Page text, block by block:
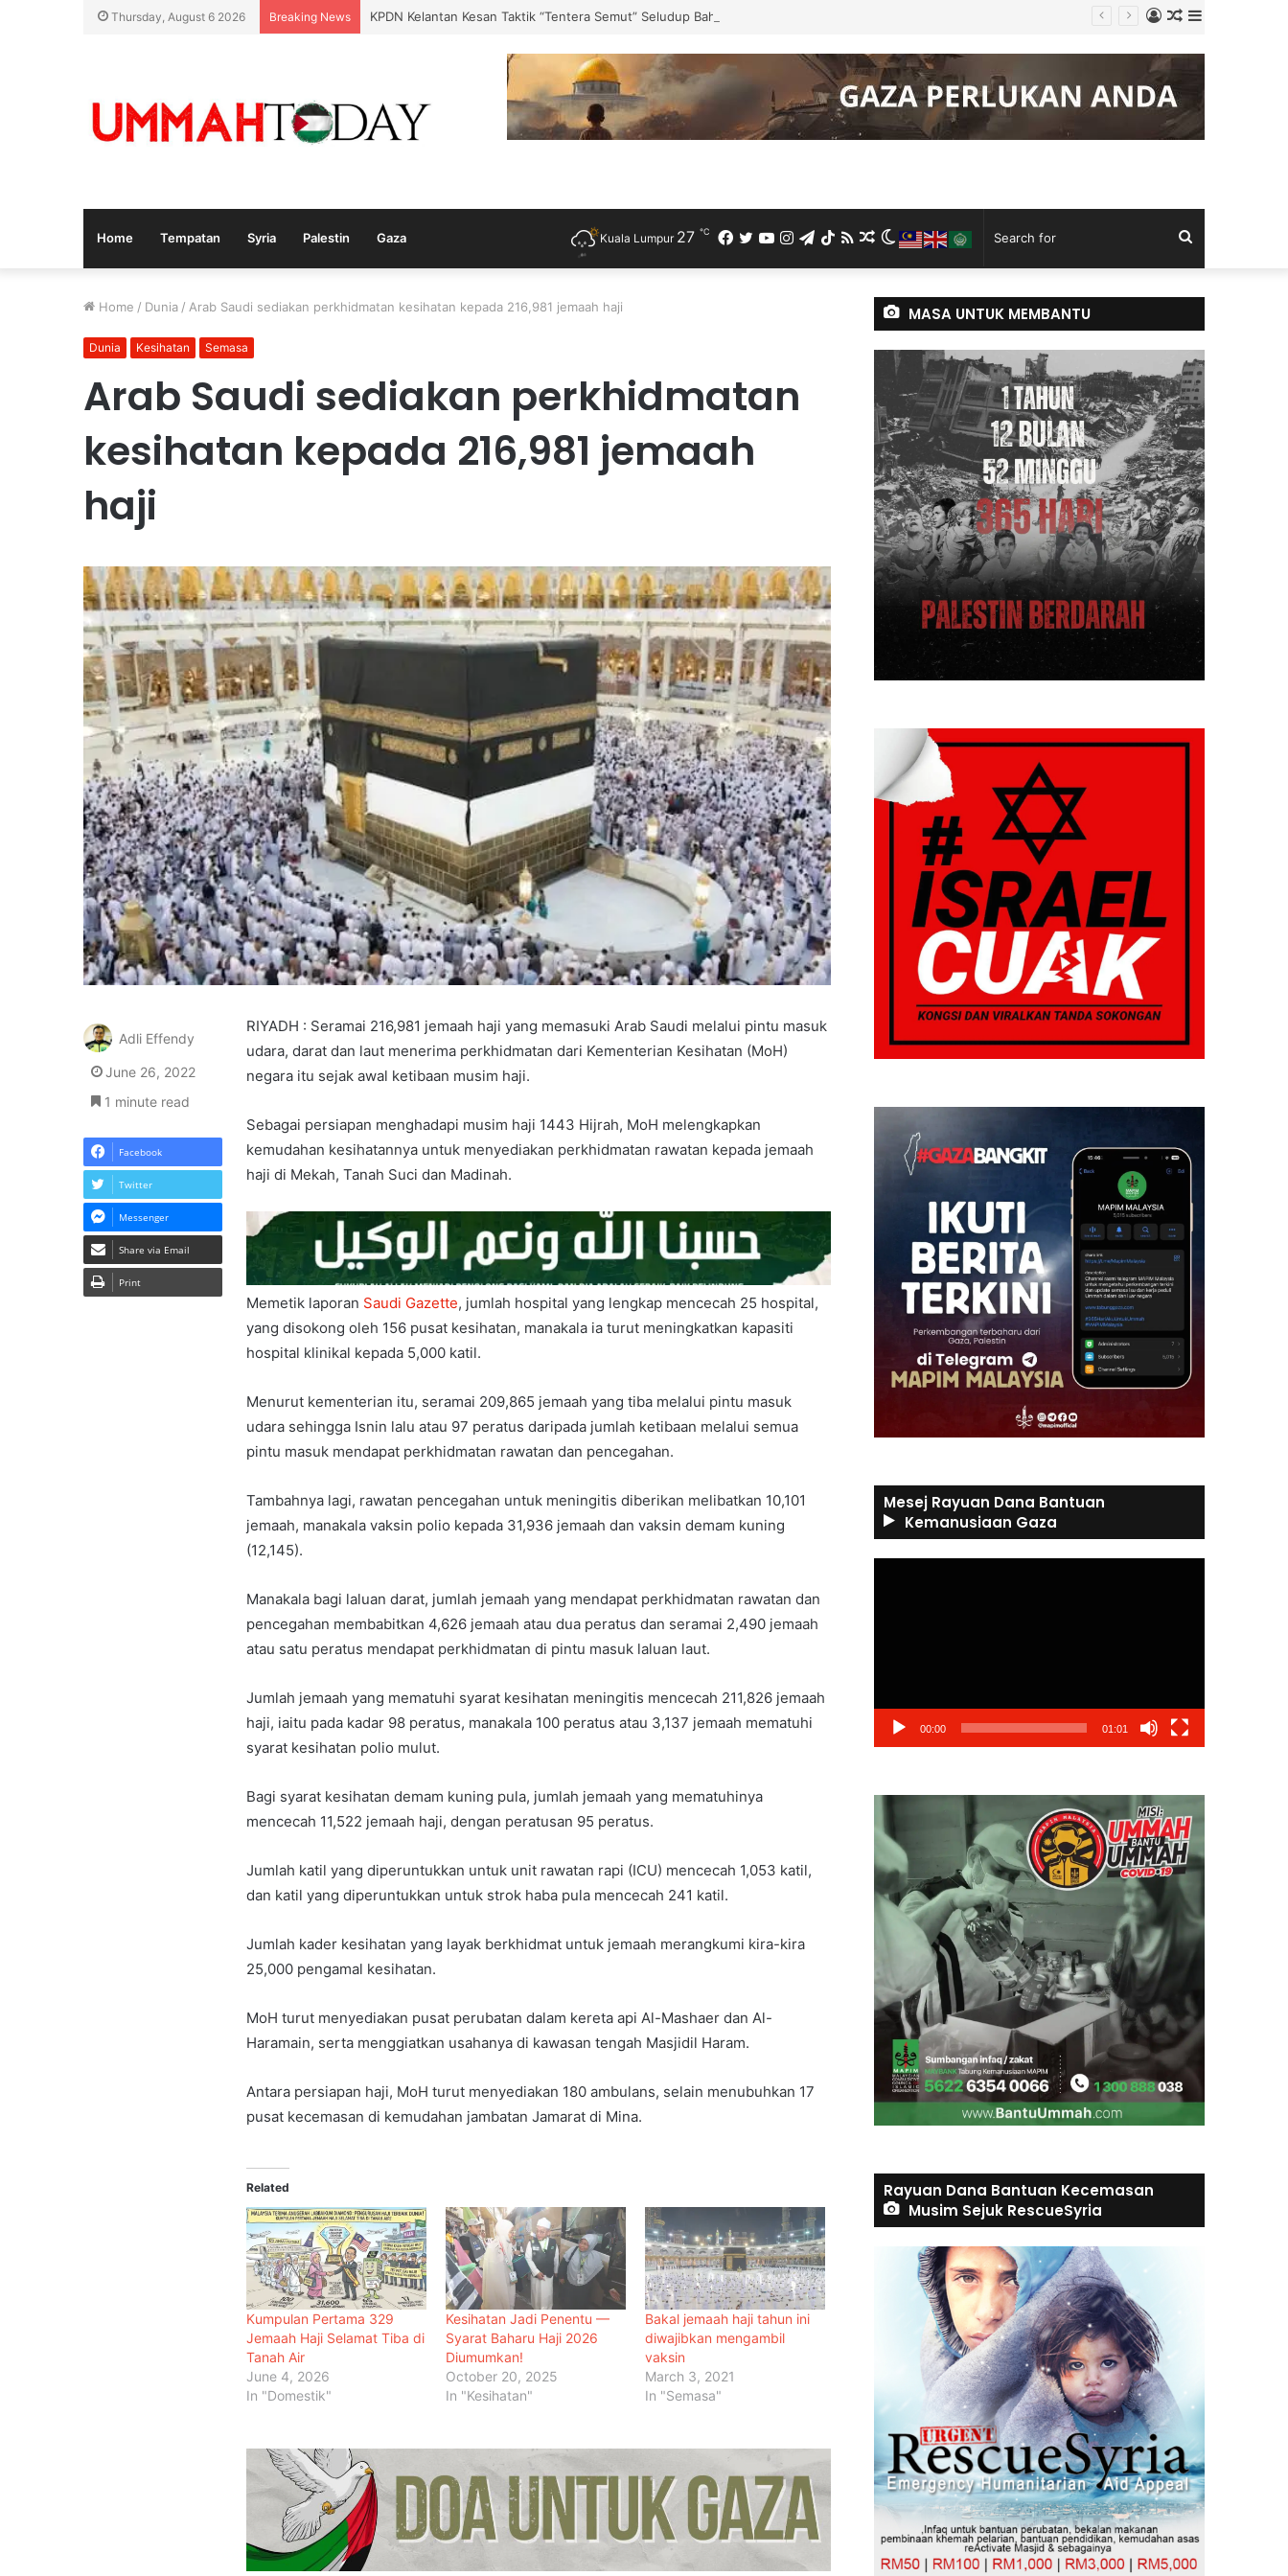
Thursday, August 6 2026 Breaking News KPDN Kelantan Kesan Taktik “Tentera Semut” Seludup Bahan Api Bersubsidi di Sempadan
Random
Article
Log
In
Home Tempatan Syria Palestin Gaza
for
Switch
skin
Random
Article
RSS
TikTok
Telegram
Instagram
YouTube
Twitter
Facebook
Kuala Lumpur 27 ℃
Home / Dunia / Arab Saudi sediakan perkhidmatan kesihatan kepada 216,981 jemaah haji
Dunia Kesihatan Semasa
Arab Saudi sediakan perkhidmatan
kesihatan kepada 216,981 jemaah
haji
RIYADH : Seramai 216,981 jemaah haji yang memasuki Arab Saudi melalui pintu masuk
udara, darat dan laut menerima perkhidmatan dari Kementerian Kesihatan (MoH)
negara itu sejak awal ketibaan musim haji.
Sebagai persiapan menghadapi musim haji 1443 Hijrah, MoH melengkapkan
kemudahan kesihatannya untuk menyediakan perkhidmatan rawatan kepada jemaah
haji di Mekah, Tanah Suci dan Madinah.
Memetik laporan Saudi Gazette, jumlah hospital yang lengkap mencecah 25 hospital,
yang disokong oleh 156 pusat kesihatan, manakala ia turut meningkatkan kapasiti
hospital klinikal kepada 5,000 katil.
Menurut kementerian itu, seramai 209,865 jemaah yang tiba melalui pintu masuk
udara sehingga Isnin lalu atau 97 peratus daripada jumlah ketibaan melalui semua
pintu masuk mendapat perkhidmatan rawatan dan pencegahan.
Tambahnya lagi, rawatan pencegahan untuk meningitis diberikan melibatkan 10,101
jemaah, manakala vaksin polio kepada 31,936 jemaah dan vaksin demam kuning
(12,145).
Manakala bagi laluan darat, jumlah jemaah yang mendapat perkhidmatan rawatan dan
pencegahan membabitkan 4,626 jemaah atau dua peratus dan seramai 2,490 jemaah
atau satu peratus mendapat perkhidmatan di pintu masuk laluan laut.
Jumlah jemaah yang mematuhi syarat kesihatan meningitis mencecah 211,826 jemaah
haji, iaitu pada kadar 98 peratus, manakala 100 peratus atau 3,137 jemaah mematuhi
syarat kesihatan polio mulut.
Bagi syarat kesihatan demam kuning pula, jumlah jemaah yang mematuhinya
mencecah 11,522 jemaah haji, dengan peratusan 95 peratus.
Jumlah katil yang diperuntukkan untuk unit rawatan rapi (ICU) mencecah 1,053 katil,
dan katil yang diperuntukkan untuk strok haba pula mencecah 241 katil.
Jumlah kader kesihatan yang layak berkhidmat untuk jemaah merangkumi kira-kira
25,000 pengamal kesihatan.
MoH turut menyediakan pusat perubatan dalam kereta api Al-Mashaer dan Al-
Haramain, serta menggiatkan usahanya di kawasan tengah Masjidil Haram.
Antara persiapan haji, MoH turut menyediakan 180 ambulans, selain menubuhkan 17
pusat kecemasan di kemudahan jambatan Jamarat di Mina.
Related
Kumpulan Pertama 329
Jemaah Haji Selamat Tiba di
Tanah Air
June 4, 2026
In "Domestik"
Kesihatan Jadi Penentu —
Syarat Baharu Haji 2026
Diumumkan!
October 20, 2025
In "Kesihatan"
Bakal jemaah haji tahun ini
diwajibkan mengambil
vaksin
March 3, 2021
In "Semasa"
Adli Effendy
June 26, 2022
1 minute read
Facebook
Twitter
Messenger
Share via Email
Print
Tangani Pelanggaran Israel di Al-
Aqsa
Kadar Emigrasi Israel Capai Rekod
Tertinggi, Hampir 270,000
Penduduk Berpindah Keluar
MASA UNTUK MEMBANTU
Mesej Rayuan Dana Bantuan
Kemanusiaan Gaza
00:00 01:01
Rayuan Dana Bantuan Kecemasan
Musim Sejuk RescueSyria